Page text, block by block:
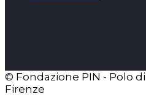
© Fondazione PIN - Polo
Firenze